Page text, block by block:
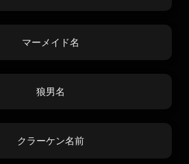
マーメイド名
狼男名
クラーケン名前